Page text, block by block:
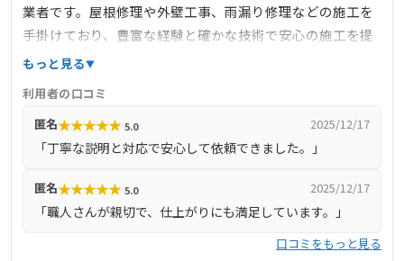
業者です。屋根修理や外壁工事、雨漏り修理などの施工を
手掛けており、豊富な経験と確かな技術で安心の施工を提
供しています。地域密着型のサービスで、スピーディーか
で実施しています。安城市で屋根修理や板金工事をお考え
の方は、KYOUEIにご相談ください。
もっと見る
利用者の口コミ
匿名★★★★★ 5.0 2025/12/17
「丁寧な説明と対応で安心して依頼できました。」
匿名★★★★★ 5.0 2025/12/17
「職人さんが親切で、仕上がりにも満足しています。」
口コミをもっと見る